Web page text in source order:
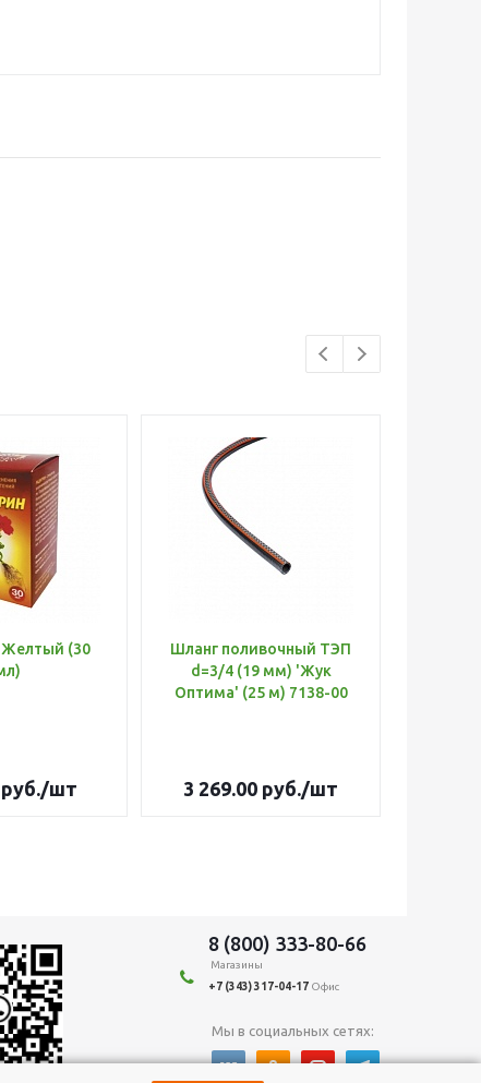
Желтый (30
руб./шт
Шланг поливочный ТЭП
d=3/4 (19 мм) 'Жук
Оптима' (25 м) 7138-00
3 269.00 руб./шт
8 (800) 333-80-66
Магазины
+7 (343) 317-04-17 Офис
Мы в социальных сетях: